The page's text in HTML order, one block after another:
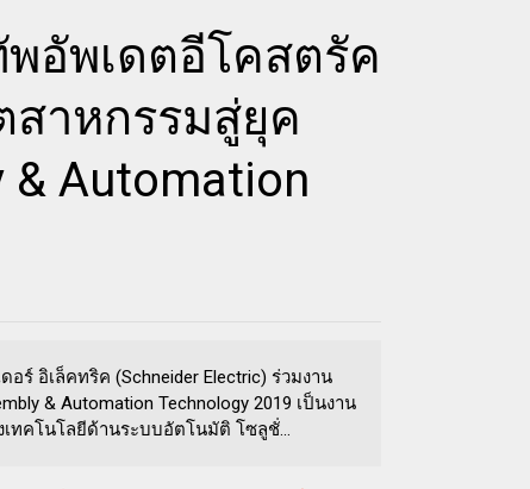
อัพเดตอีโคสตรัค
สาหกรรมสู่ยุค
Automation
อร์ อิเล็คทริค (Schneider Electric) ร่วมงาน
& Automation Technology 2019 เป็นงาน
เทคโนโลยีด้านระบบอัตโนมัติ โซลูชั่...